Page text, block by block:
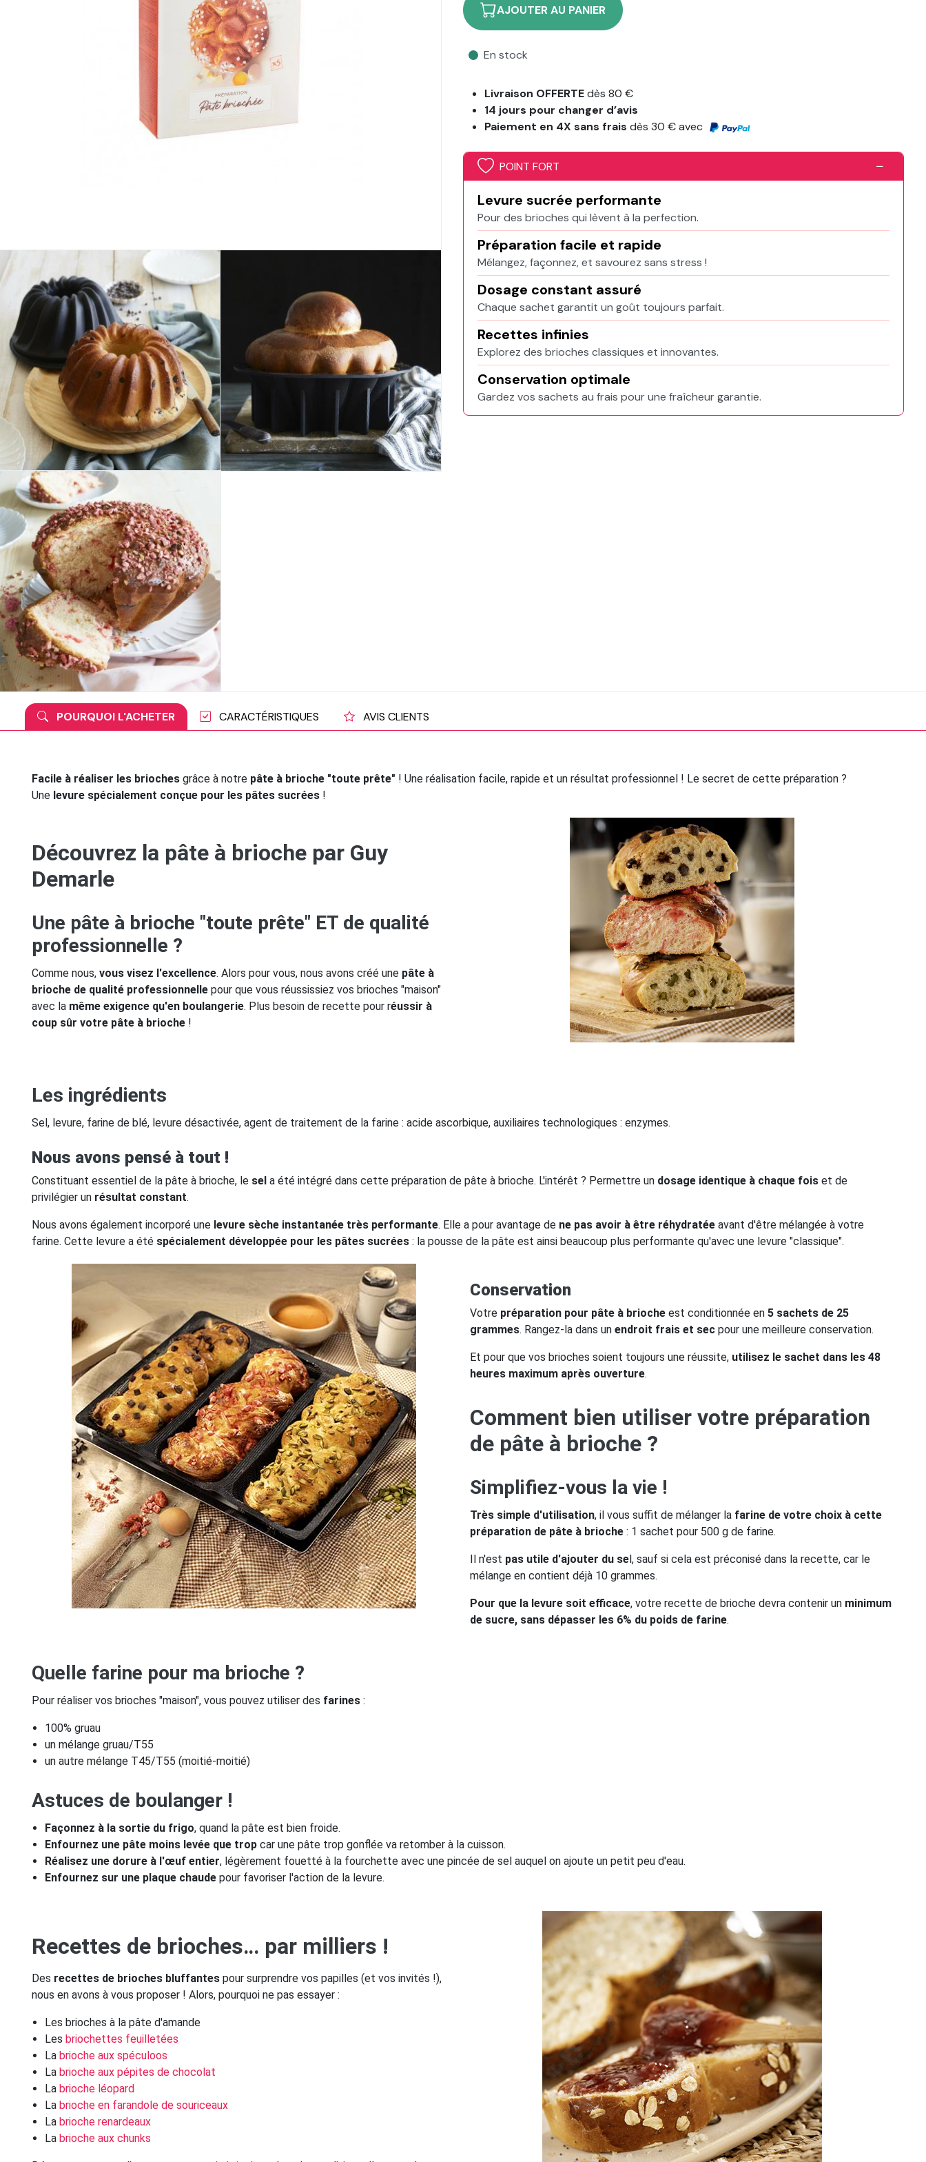
AJOUTER AU PANIER
En stock
Livraison OFFERTEdès 80 €
14 jours pour changer d’avis
Paiement en 4X sans fraisdès 30 € avec
POINT FORT
Levure sucrée performante
Pour des brioches qui lèvent à la perfection.
Préparation facile et rapide
Mélangez, façonnez, et savourez sans stress !
Dosage constant assuré
Chaque sachet garantit un goût toujours parfait.
Recettes infinies
Explorez des brioches classiques et innovantes.
Conservation optimale
Gardez vos sachets au frais pour une fraîcheur garantie.
POURQUOI L'ACHETER CARACTÉRISTIQUES AVIS CLIENTS
Facile à réaliser les brioches grâce à notre pâte à brioche "toute prête" ! Une réalisation facile, rapide et un résultat professionnel ! Le secret de cette préparation ?
Une levure spécialement conçue pour les pâtes sucrées !
Découvrez la pâte à brioche par Guy
Demarle
Une pâte à brioche "toute prête" ET de qualité
professionnelle ?
Comme nous, vous visez l'excellence. Alors pour vous, nous avons créé une pâte à
brioche de qualité professionnelle pour que vous réussissiez vos brioches "maison"
avec la même exigence qu'en boulangerie. Plus besoin de recette pour réussir à
coup sûr votre pâte à brioche !
Les ingrédients
Sel, levure, farine de blé, levure désactivée, agent de traitement de la farine : acide ascorbique, auxiliaires technologiques : enzymes.
Nous avons pensé à tout !
Constituant essentiel de la pâte à brioche, le sel a été intégré dans cette préparation de pâte à brioche. L'intérêt ? Permettre un dosage identique à chaque fois et de
privilégier un résultat constant.
Nous avons également incorporé une levure sèche instantanée très performante. Elle a pour avantage de ne pas avoir à être réhydratée avant d'être mélangée à votre
farine. Cette levure a été spécialement développée pour les pâtes sucrées : la pousse de la pâte est ainsi beaucoup plus performante qu'avec une levure "classique".
Conservation
Votre préparation pour pâte à brioche est conditionnée en 5 sachets de 25
grammes. Rangez-la dans un endroit frais et sec pour une meilleure conservation.
Et pour que vos brioches soient toujours une réussite, utilisez le sachet dans les 48
heures maximum après ouverture.
Comment bien utiliser votre préparation
de pâte à brioche ?
Simplifiez-vous la vie !
Très simple d'utilisation, il vous suffit de mélanger la farine de votre choix à cette
préparation de pâte à brioche : 1 sachet pour 500 g de farine.
Il n'est pas utile d'ajouter du sel, sauf si cela est préconisé dans la recette, car le
mélange en contient déjà 10 grammes.
Pour que la levure soit efficace, votre recette de brioche devra contenir un minimum
de sucre, sans dépasser les 6% du poids de farine.
Quelle farine pour ma brioche ?
Pour réaliser vos brioches "maison", vous pouvez utiliser des farines :
100% gruau
un mélange gruau/T55
un autre mélange T45/T55 (moitié-moitié)
Astuces de boulanger !
Façonnez à la sortie du frigo, quand la pâte est bien froide.
Enfournez une pâte moins levée que trop car une pâte trop gonflée va retomber à la cuisson.
Réalisez une dorure à l'œuf entier, légèrement fouetté à la fourchette avec une pincée de sel auquel on ajoute un petit peu d'eau.
Enfournez sur une plaque chaude pour favoriser l'action de la levure.
Recettes de brioches… par milliers !
Des recettes de brioches bluffantes pour surprendre vos papilles (et vos invités !),
nous en avons à vous proposer ! Alors, pourquoi ne pas essayer :
Les brioches à la pâte d'amande
Lesbriochettes feuilletées
Labrioche aux spéculoos
Labrioche aux pépites de chocolat
Labrioche léopard
Labrioche en farandole de souriceaux
Labrioche renardeaux
Labrioche aux chunks